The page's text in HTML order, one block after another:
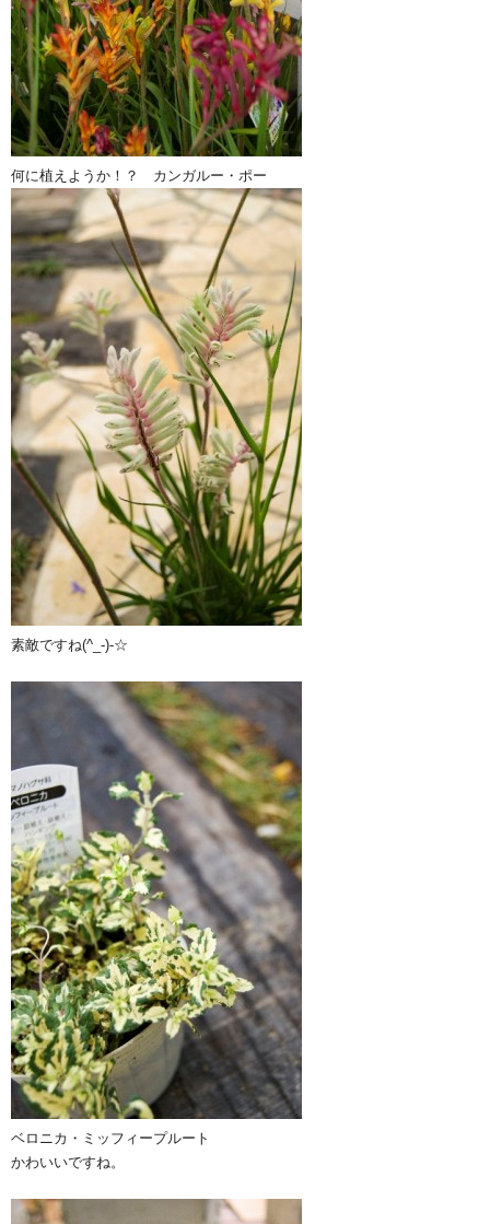
何に植えようか！？ カンガルー・ポー
素敵ですね(^_-)-☆
ベロニカ・ミッフィープルート
かわいいですね。